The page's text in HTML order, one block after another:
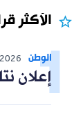
الأكثر
الوطن
إعلان